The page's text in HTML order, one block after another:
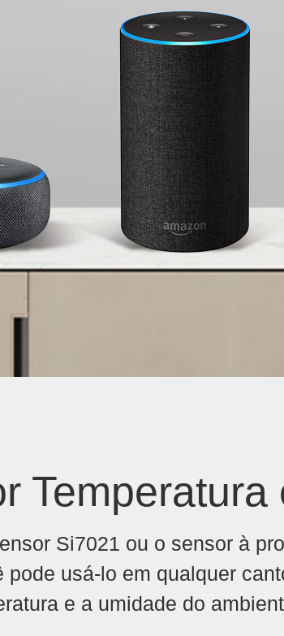
Temperatura
Si7021 ou o sensor à
pode usá-lo em qualquer
e a umidade do